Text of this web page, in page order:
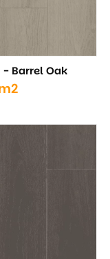
Barrel Oak